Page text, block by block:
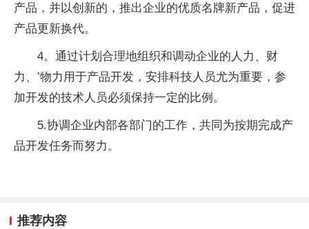
产品，并以创新的，推出企业的优质名牌新产品，促进
产品更新换代。
4。通过计划合理地组织和调动企业的人力、财
力、’物力用于产品开发，安排科技人员尤为重要，参
加开发的技术人员必须保持一定的比例。
5.协调企业内部各部门的工作，共同为按期完成产
品开发任务而努力。
推荐内容